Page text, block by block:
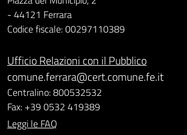
- 44121 Ferrara
Codice fiscale: 00297110389
Ufficio Relazioni con il Pubblico
comune.ferrara@cert.comune.fe.it
Centralino: 800532532
Fax: +39 0532 419389
Leggi le FAQ